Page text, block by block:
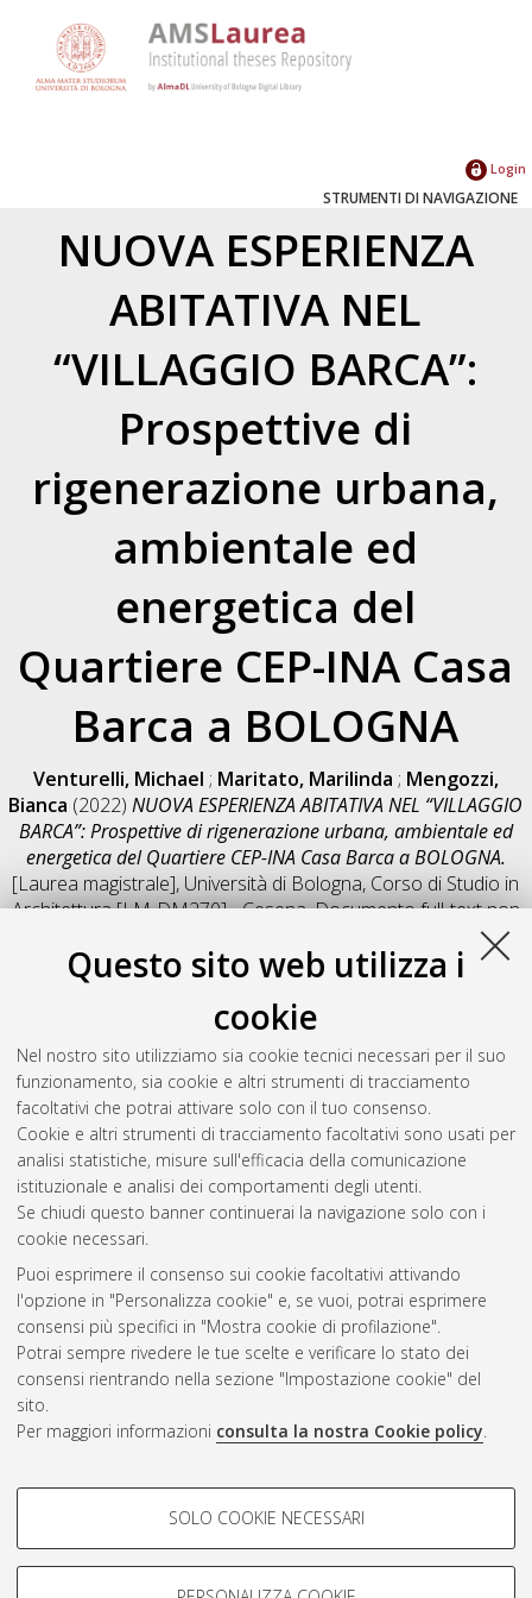
Questo sito web utilizza i
cookie
Nel nostro sito utilizziamo sia cookie tecnici necessari per il suo
funzionamento, sia cookie e altri strumenti di tracciamento
facoltativi che potrai attivare solo con il tuo consenso.
Cookie e altri strumenti di tracciamento facoltativi sono usati per
analisi statistiche, misure sull'efficacia della comunicazione
istituzionale e analisi dei comportamenti degli utenti.
Se chiudi questo banner continuerai la navigazione solo con i
cookie necessari.
Puoi esprimere il consenso sui cookie facoltativi attivando
l'opzione in "Personalizza cookie" e, se vuoi, potrai esprimere
consensi più specifici in "Mostra cookie di profilazione".
Potrai sempre rivedere le tue scelte e verificare lo stato dei
consensi rientrando nella sezione "Impostazione cookie" del
sito.
Per maggiori informazioni consulta la nostra Cookie policy.
COOKIE DI PROFILAZIONE -
Si tratta di cookie utilizzati per analizzare le caratteristiche della
navigazione degli utenti, creare profili in base al loro comportamento
SOLO COOKIE NECESSARI
Login
STRUMENTI DI NAVIGAZIONE
NUOVA ESPERIENZA
ABITATIVA NEL
“VILLAGGIO BARCA”:
Prospettive di
rigenerazione urbana,
ambientale ed
energetica del
Quartiere CEP-INA Casa
Barca a BOLOGNA
Venturelli, Michael ; Maritato, Marilinda ; Mengozzi,
Bianca (2022)NUOVA ESPERIENZA ABITATIVA NEL “VILLAGGIO
BARCA”: Prospettive di rigenerazione urbana, ambientale ed
energetica del Quartiere CEP-INA Casa Barca a BOLOGNA.
[Laurea magistrale], Università di Bologna, Corso di Studio in
Architettura [LM-DM270] - Cesena, Documento full-text non
Salva citazione
Condividi
Il full-text non è disponibile per scelta dell'autore. (
Abstract
Altri metadati
Gestione del documento:
Atom
Rss 1.0
Rss 2.0
AMS Laurea
Impostazioni Cookie
Informativa sulla privacy
Condizioni d’uso del sito